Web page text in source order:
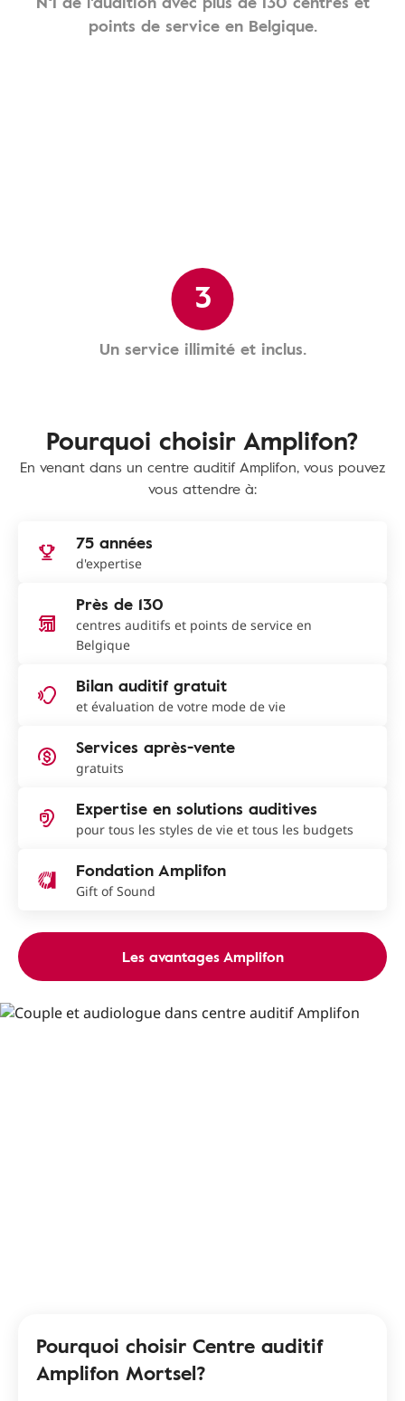
points de service en Belgique.
3
Un service illimité et inclus.
Pourquoi choisir Amplifon?
En venant dans un centre auditif Amplifon, vous pouvez
vous attendre à:
75 années
d'expertise
Près de 130
centres auditifs et points de service en
Belgique
Bilan auditif gratuit
et évaluation de votre mode de vie
Services après-vente
gratuits
Expertise en solutions auditives
pour tous les styles de vie et tous les budgets
Fondation Amplifon
Gift of Sound
Les avantages Amplifon
Pourquoi choisir Centre auditif
Amplifon Mortsel?